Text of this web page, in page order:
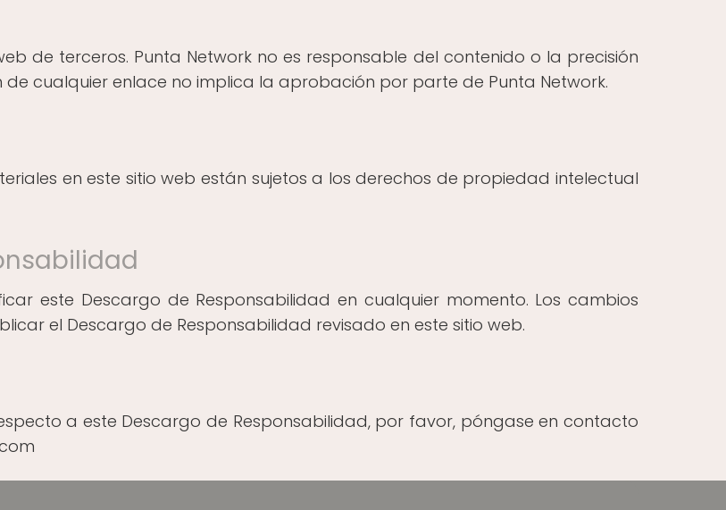
de terceros. Punta Network no es responsable del contenido o la precisión
de cualquier enlace no implica la aprobación por parte de Punta Network.
en este sitio web están sujetos a los derechos de propiedad intelectual
este Descargo de Responsabilidad en cualquier momento. Los cambios
el Descargo de Responsabilidad revisado en este sitio web.
a este Descargo de Responsabilidad, por favor, póngase en contacto